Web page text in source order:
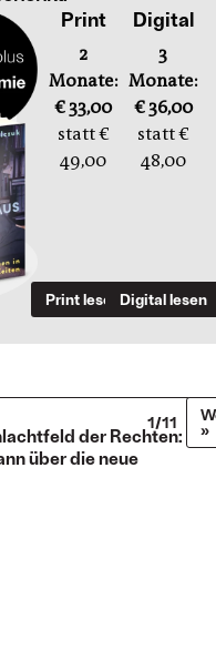
Print
2
Monate:
€ 33,00
statt €
49,00
Print lesen
Digital
3
Monate:
€ 36,00
statt €
48,00
Digital lesen
der Rechten:
über die neue
1/11
»